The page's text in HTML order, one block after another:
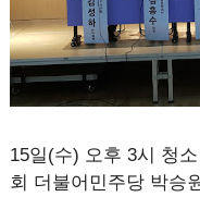
15일(수) 오후 3시 청
회 더불어민주당 박승